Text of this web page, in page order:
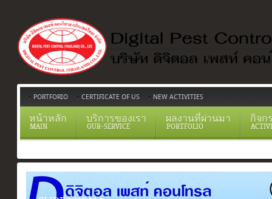
PORTFORIO CERTIFICATE OF US NEW ACTIVITIES
หน้าหลัก
MAIN
บริการของเรา
OUR-SERVICE
ผลงานที่ผ่านมา
PORTFOLIO
กิจก